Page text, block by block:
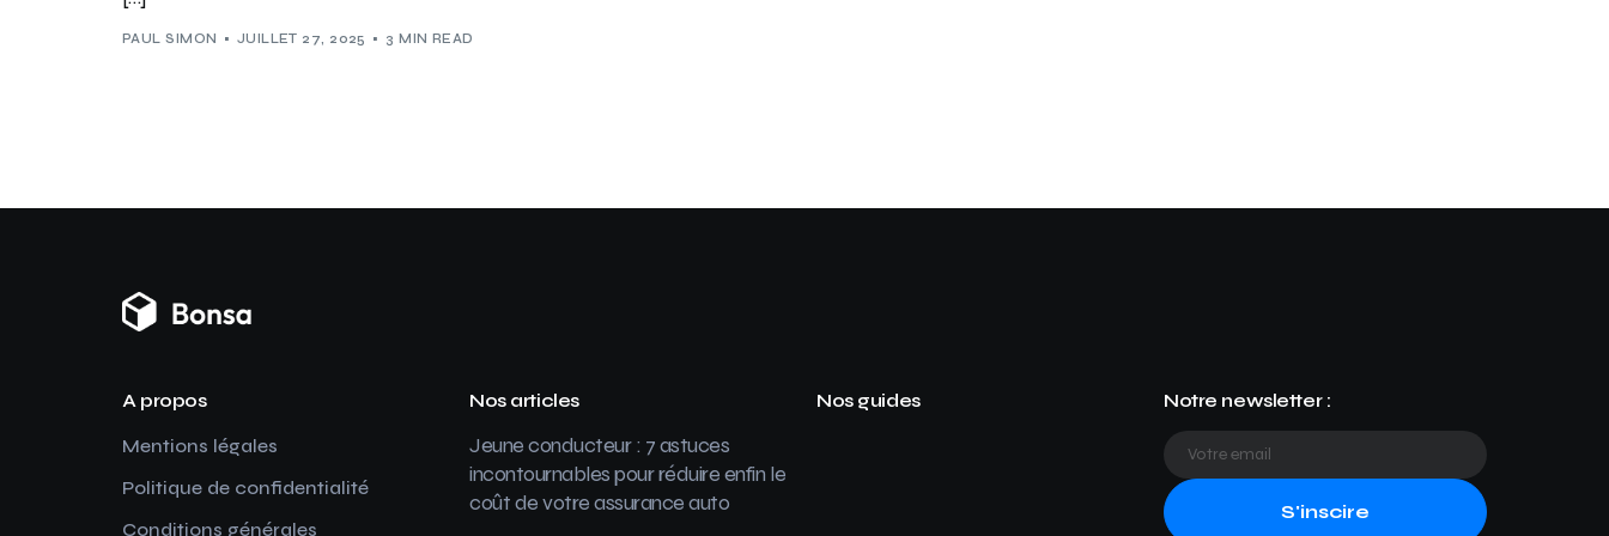
PAUL SIMON JUILLET 27, 2025 3 MIN READ
A propos
Mentions légales
Politique de confidentialité
Conditions générales
Nos articles
Jeune conducteur : 7 astuces
incontournables pour réduire enfin le
coût de votre assurance auto
Nos guides Notre newsletter :
S'inscire